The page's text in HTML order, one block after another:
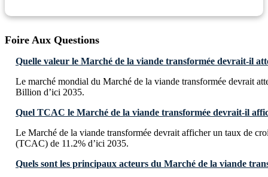
Foire Aux Questions
Quelle valeur le Marché de la viande transformée devrait-il
Le marché mondial du Marché de la viande transformée devrait
Billion d’ici 2035.
Quel TCAC le Marché de la viande transformée devrait-il
Le Marché de la viande transformée devrait afficher un taux de
(TCAC) de 11.2% d’ici 2035.
Quels sont les principaux acteurs du Marché de la viande